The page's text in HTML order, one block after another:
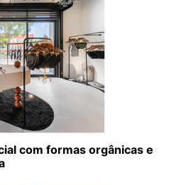
com formas orgânicas e